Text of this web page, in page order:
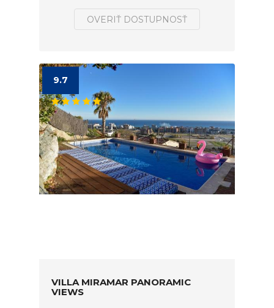
OVERIŤ DOSTUPNOSŤ
9.7
VILLA MIRAMAR PANORAMIC
VIEWS